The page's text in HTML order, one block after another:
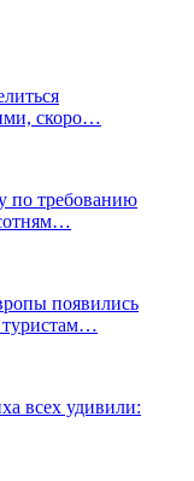
скоро…
по требованию
появились
всех удивили: